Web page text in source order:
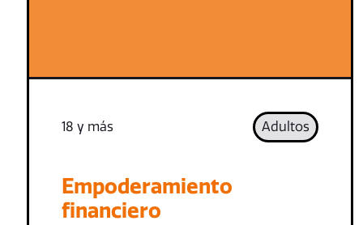
18 y más Adultos
Empoderamiento
financiero